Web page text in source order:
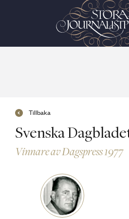
Svenska
Vinnare av Dagspress 1977
Tillbaka